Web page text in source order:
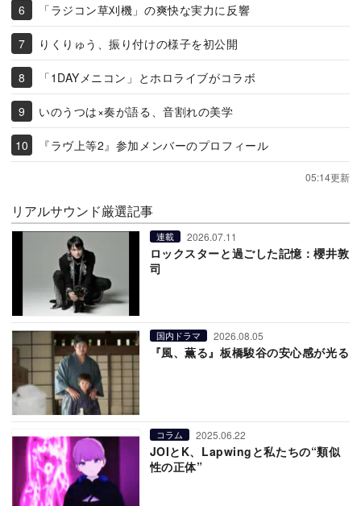
「ラジコン草刈機」の爽快な実力に反響
りくりゅう、振り付けの様子を初公開
「1DAYメニコン」とホロライブがコラボ
いのうつは×奏が語る、音割れの美学
『ラヴ上等2』参加メンバーのプロフィール
05:14更新
リアルサウンド厳選記事
連載 2026.07.11
ロックスターと過ごした記憶：櫻井敦
司
国内ドラマ 2026.08.05
『風、薫る』板橋駿谷の安心感が光る
コラム 2025.06.22
JOIとK、Lapwingと私たちの“類似
性の正体”